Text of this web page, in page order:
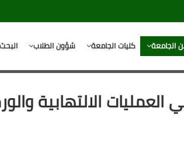
الجامعة كليات الجامعة شؤون الطلاب
العمليات الالتهابية